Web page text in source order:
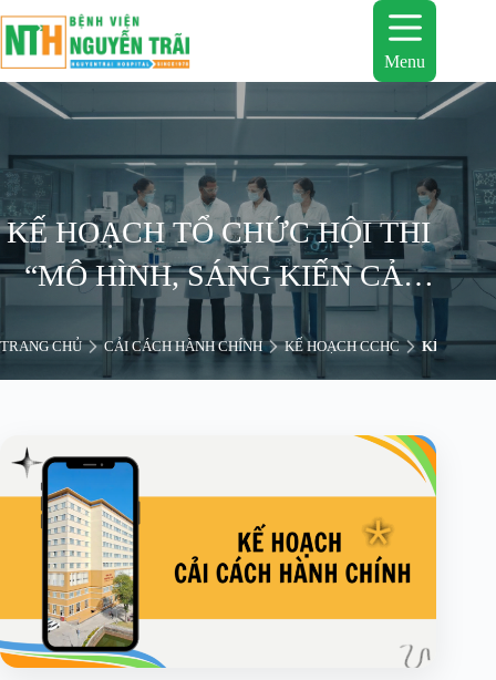
đến
phần
nội
dung
Menu
KẾ HOẠCH TỔ CHỨC HỘI THI
“MÔ HÌNH, SÁNG KIẾN CẢI
CÁCH HÀNH CHÍNH” NĂM
2023
TRANG CHỦ CẢI CÁCH HÀNH CHÍNH KẾ HOẠCH CCHC KẾ